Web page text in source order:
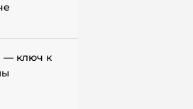
— ключ к